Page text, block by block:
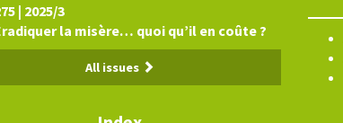
| 2025/3
la misère… quoi qu’il en coûte ?
All issues